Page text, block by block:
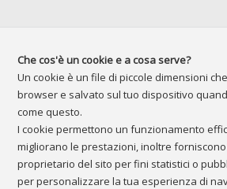
Che cos'è un cookie e a cosa serve?
Un cookie è un file di piccole dimensioni
browser e salvato sul tuo dispositivo
come questo.
I cookie permettono un funzionamento
migliorano le prestazioni, inoltre
proprietario del sito per fini statistici o
per personalizzare la tua esperienza di